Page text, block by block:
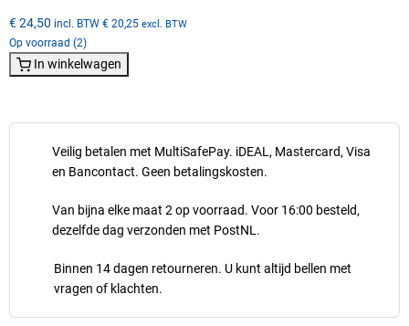
Veilig betalen met MultiSafePay. iDEAL, Mastercard, Visa
en Bancontact. Geen betalingskosten.
Van bijna elke maat 2 op voorraad. Voor 16:00 besteld,
dezelfde dag verzonden met PostNL.
Binnen 14 dagen retourneren. U kunt altijd bellen met
vragen of klachten.
€ 24,50 incl. BTW € 20,25 excl. BTW
Op voorraad (2)
In winkelwagen